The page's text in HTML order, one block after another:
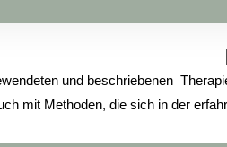
und beschriebenen
mit Methoden, die sich in der